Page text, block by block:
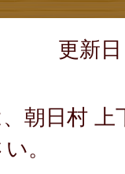
更新
朝日村 上
。